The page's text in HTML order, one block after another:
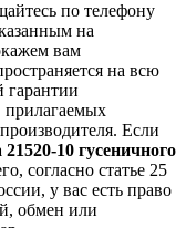
по телефону
на
вам
на всю
гарантии
прилагаемых
Если
10 гусеничного
согласно статье 25
у вас есть право
обмен или